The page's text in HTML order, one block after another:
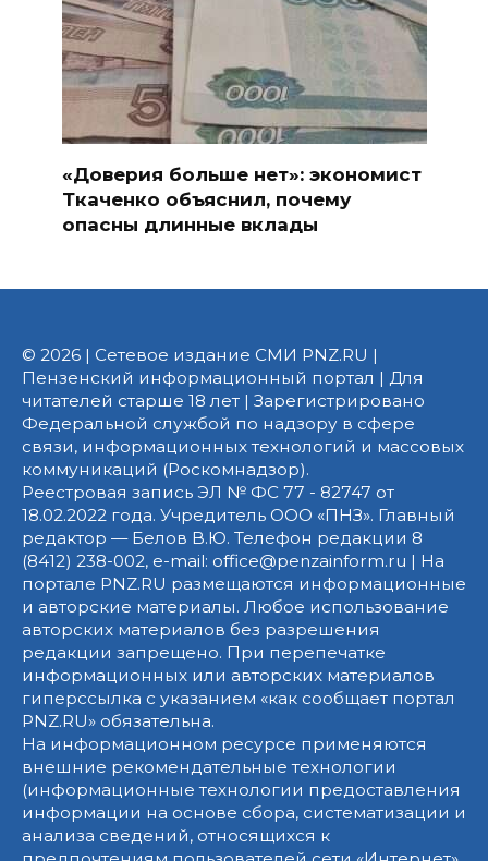
«Доверия больше нет»: экономист
Ткаченко объяснил, почему
опасны длинные вклады
© 2026 | Сетевое издание СМИ PNZ.RU |
Пензенский информационный портал | Для
читателей старше 18 лет | Зарегистрировано
Федеральной службой по надзору в сфере
связи, информационных технологий и массовых
коммуникаций (Роскомнадзор).
Реестровая запись ЭЛ № ФС 77 - 82747 от
18.02.2022 года. Учредитель ООО «ПНЗ». Главный
редактор — Белов В.Ю. Телефон редакции 8
(8412) 238-002, e-mail: office@penzainform.ru | На
портале PNZ.RU размещаются информационные
и авторские материалы. Любое использование
авторских материалов без разрешения
редакции запрещено. При перепечатке
информационных или авторских материалов
гиперссылка с указанием «как сообщает портал
PNZ.RU» обязательна.
На информационном ресурсе применяются
внешние рекомендательные технологии
(информационные технологии предоставления
информации на основе сбора, систематизации и
анализа сведений, относящихся к